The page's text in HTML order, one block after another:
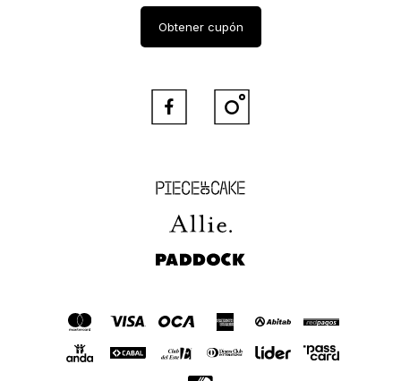
Piece of Cake
Allie
Paddock
Obtener cupón
 